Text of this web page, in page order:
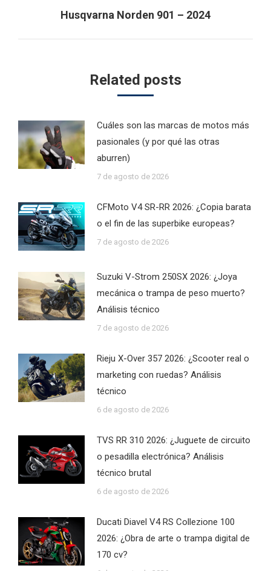
Next
Husqvarna Norden 901 – 2024
Related posts
Cuáles son las marcas de motos más
pasionales (y por qué las otras
aburren)
7 de agosto de 2026
CFMoto V4 SR-RR 2026: ¿Copia barata
o el fin de las superbike europeas?
7 de agosto de 2026
Suzuki V-Strom 250SX 2026: ¿Joya
mecánica o trampa de peso muerto?
Análisis técnico
7 de agosto de 2026
Rieju X-Over 357 2026: ¿Scooter real o
marketing con ruedas? Análisis
técnico
6 de agosto de 2026
TVS RR 310 2026: ¿Juguete de circuito
o pesadilla electrónica? Análisis
técnico brutal
6 de agosto de 2026
Ducati Diavel V4 RS Collezione 100
2026: ¿Obra de arte o trampa digital de
170 cv?